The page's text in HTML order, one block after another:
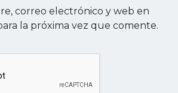
correo electrónico y web en
la próxima vez que comente.